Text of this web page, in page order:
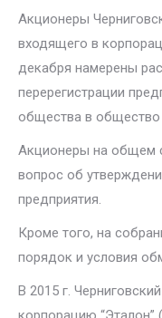
Акционеры
входящего в
декабря намерены
перерегистрации
общества в общество
Акционеры на общем
вопрос об
предприятия.
Кроме того, на
порядок и условия
В 2015 г.